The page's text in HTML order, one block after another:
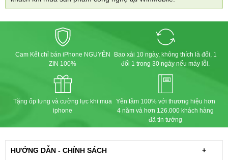
Cam Kết chỉ bán iPhone NGUYÊN
ZIN 100%
Bao xài 10 ngày, không thích là đổi, 1
đổi 1 trong 30 ngày nếu máy lỗi.
Tặng ốp lưng và cường lực khi mua
iphone
Yên tâm 100% với thương hiệu hơn
4 năm và hơn 126.000 khách hàng
đã tin tưởng
HƯỚNG DẪN - CHÍNH SÁCH +